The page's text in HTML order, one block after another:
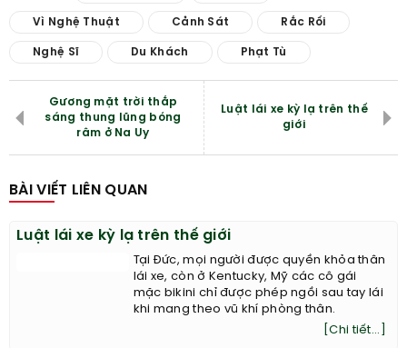
Vì Nghệ Thuật Cảnh Sát Rắc Rối
Nghệ Sĩ Du Khách Phạt Tù
Gương mặt trời thắp
sáng thung lũng bóng
râm ở Na Uy
Luật lái xe kỳ lạ trên thế
giới
BÀI VIẾT LIÊN QUAN
Luật lái xe kỳ lạ trên thế giới
Tại Đức, mọi người được quyền khỏa thân
lái xe, còn ở Kentucky, Mỹ các cô gái
mặc bikini chỉ được phép ngồi sau tay lái
khi mang theo vũ khí phòng thân.
[Chi tiết...]